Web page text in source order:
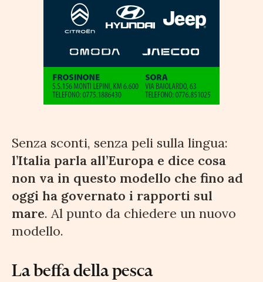
Senza sconti, senza peli sulla lingua:
l’Italia parla all’Europa e dice cosa
non va in questo modello che fino ad
oggi ha governato i rapporti sul
mare. Al punto da chiedere un nuovo
modello.
La beffa della pesca